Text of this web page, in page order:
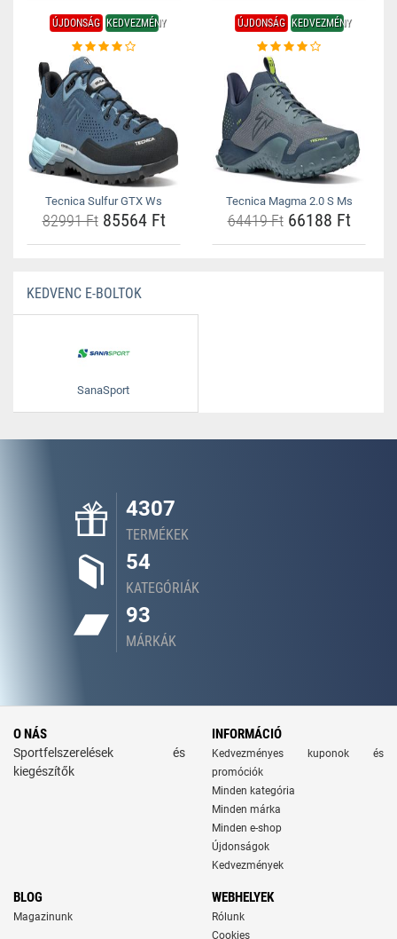
ÚJDONSÁG KEDVEZMÉNY
Tecnica Sulfur GTX Ws
82991 Ft85564 Ft
ÚJDONSÁG KEDVEZMÉNY
Tecnica Magma 2.0 S Ms
64419 Ft66188 Ft
KEDVENC E-BOLTOK
SanaSport
4307
TERMÉKEK
54
KATEGÓRIÁK
93
MÁRKÁK
O NÁS
Sportfelszerelések és
kiegészítők
INFORMÁCIÓ
Kedvezményes kuponok és
promóciók
Minden kategória
Minden márka
Minden e-shop
Újdonságok
Kedvezmények
BLOG
Magazinunk
WEBHELYEK
Rólunk
Cookies